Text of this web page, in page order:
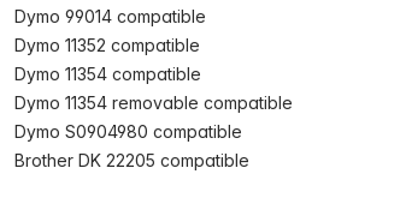
Dymo 99014 compatible
Dymo 11352 compatible
Dymo 11354 compatible
Dymo 11354 removable compatible
Dymo S0904980 compatible
Brother DK 22205 compatible